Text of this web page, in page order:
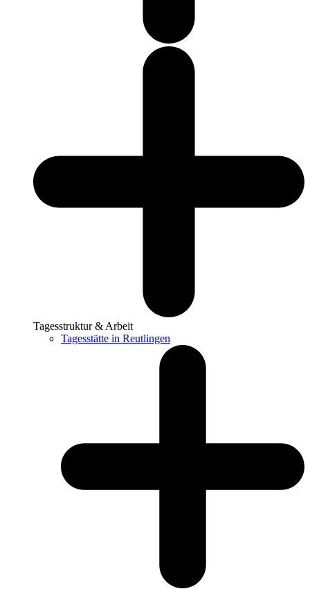
Tagesstruktur & Arbeit
Tagesstätte in Reutlingen